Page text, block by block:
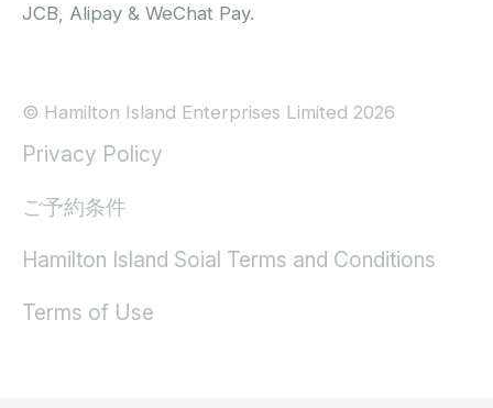
JCB, Alipay & WeChat Pay.
© Hamilton Island Enterprises Limited 2026
Privacy Policy
ご予約条件
Hamilton Island Soial Terms and Conditions
Terms of Use